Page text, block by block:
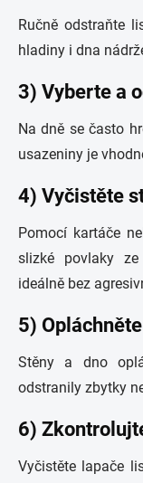
Ručně odstraňte
hladiny i dna
3) Vyberte a
Na dně se často
usazeniny je
4) Vyčistěte
Pomocí kartáče
slizké povlaky
ideálně bez
5)
Stěny a dno
odstranily zbytky
6)
Vyčistěte lapače